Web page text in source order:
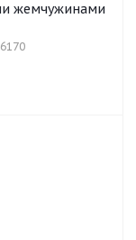
жемчужинами